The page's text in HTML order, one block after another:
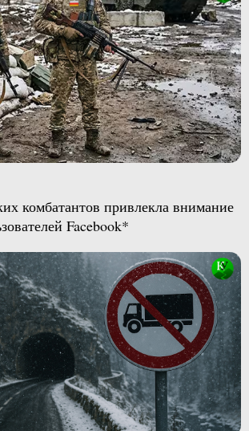
комбатантов привлекла внимание
Facebook*